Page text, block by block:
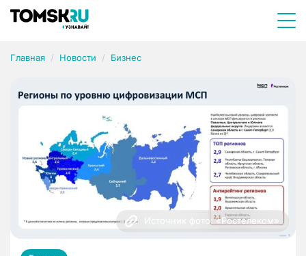
Главная Новости Бизнес
Источник фото: «Ростелеком»